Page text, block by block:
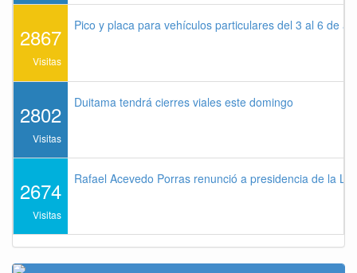
2867
Visitas
Pico y placa para vehículos particulares del 3 al 6 de
2802
Visitas
Duitama tendrá cierres viales este domingo
2674
Visitas
Rafael Acevedo Porras renunció a presidencia de la